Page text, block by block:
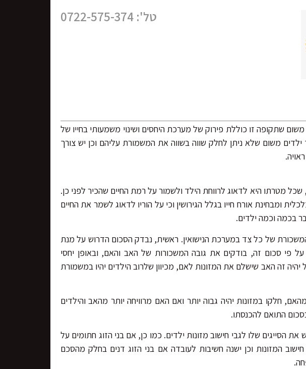
טל': 0722-575-374
שתקופה זו כוללת פירוק של מערכת היחסים ושינוי משמעותי בחייו של
משום שלא ניתן לחלק שווה בשווה את המשמורת עליהם וכן יש צורך
שכל מטרתו היא לדאוג לרווחת הילד ולשמור על רמת החיים שהכיר לפני כן.
ומבחינת אורח חייו בגלל הגירושין וכי על הוריו לדאוג לשמר את החיים
בכמה וכמה ילדים.
המשכורת של כל צד במערכת הנישואין. ראשית, נבדק הסכום הדרוש על מנת
על פי סכום זה, בודקים את גובה המשכורות של האב והאם, ובאופן יחסי
זה האב שישלם את המזונות לאם, מכיוון שלרוב הילדים יהיו במשמורת
חלקו במזונות יהיה גבוה יותר ואם האם מרוויחה יותר מהאב והילדים
התואם להכנסתו.
הסייגים שלו לגבי חישוב מזונות ילדים. כמו כן, אם בני הזוג חתומים על
המזונות וכן ישנה חשיבות לעובדה אם בני הזוג דנים בחלק מהסכם